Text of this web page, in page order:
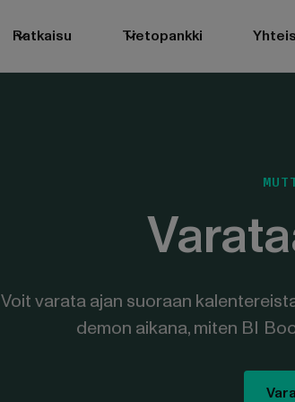
Ratkaisu Tietopankki
Voit varata ajan suoraan
demon aikana, miten BI